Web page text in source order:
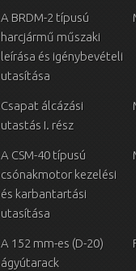
A BRDM-2 típusú
harcjármű műszaki
leírása és igénybevételi
utasítása
Csapat álcázási
utastás I. rész
A CSM-40 típusú
csónakmotor kezelési
és karbantartási
utasítása
A 152 mm-es (D-20)
ágyútarack